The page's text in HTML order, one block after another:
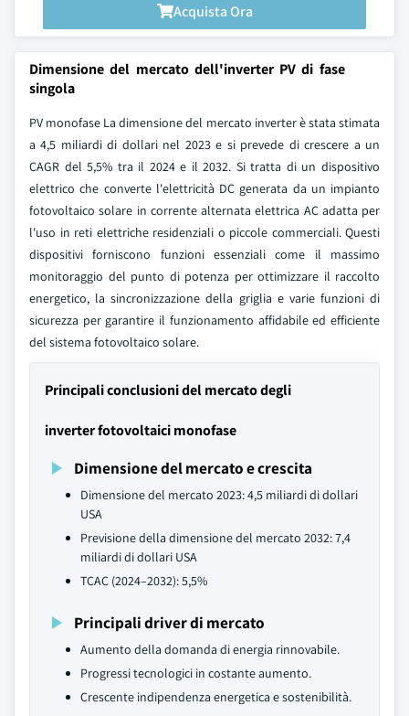
Acquista Ora
Dimensione del mercato dell'inverter PV di fase
singola
PV monofase La dimensione del mercato inverter è stata stimata
a 4,5 miliardi di dollari nel 2023 e si prevede di crescere a un
CAGR del 5,5% tra il 2024 e il 2032. Si tratta di un dispositivo
elettrico che converte l'elettricità DC generata da un impianto
fotovoltaico solare in corrente alternata elettrica AC adatta per
l'uso in reti elettriche residenziali o piccole commerciali. Questi
dispositivi forniscono funzioni essenziali come il massimo
monitoraggio del punto di potenza per ottimizzare il raccolto
energetico, la sincronizzazione della griglia e varie funzioni di
sicurezza per garantire il funzionamento affidabile ed efficiente
del sistema fotovoltaico solare.
Principali conclusioni del mercato degli
inverter fotovoltaici monofase
Dimensione del mercato e crescita
Dimensione del mercato 2023: 4,5 miliardi di dollari
USA
Previsione della dimensione del mercato 2032: 7,4
miliardi di dollari USA
TCAC (2024–2032): 5,5%
Principali driver di mercato
Aumento della domanda di energia rinnovabile.
Progressi tecnologici in costante aumento.
Crescente indipendenza energetica e sostenibilità.